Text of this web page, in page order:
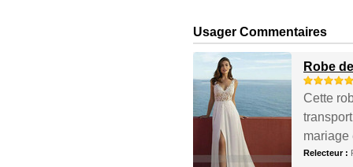
Usager Commentaires
Robe
Cette
mariage
Relecteur :